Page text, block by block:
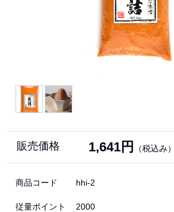
販売価格 1,641円 （税込み）
商品コード hhi-2
従量ポイント 2000